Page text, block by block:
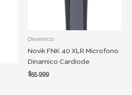
Dinamico
Novik FNK 40 XLR Microfono
Dinamico Cardiode
$55.999